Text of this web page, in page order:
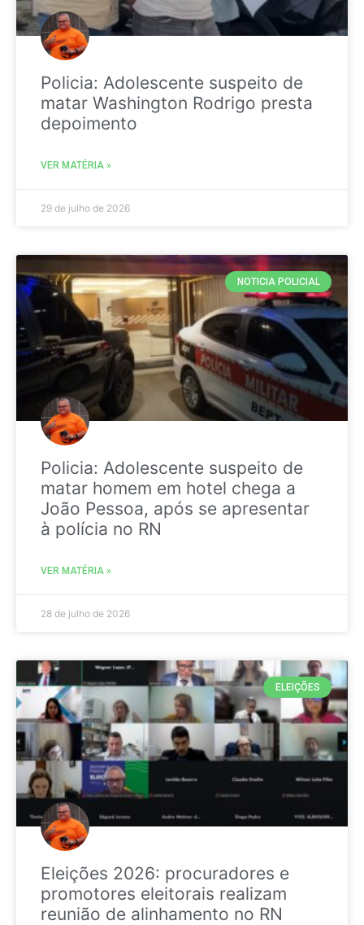
Policia: Adolescente suspeito de
matar Washington Rodrigo presta
depoimento
VER MATÉRIA »
29 de julho de 2026
NOTICIA POLICIAL
Policia: Adolescente suspeito de
matar homem em hotel chega a
João Pessoa, após se apresentar
à polícia no RN
VER MATÉRIA »
28 de julho de 2026
ELEIÇÕES
Eleições 2026: procuradores e
promotores eleitorais realizam
reunião de alinhamento no RN